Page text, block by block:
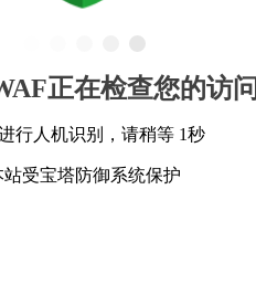
正在检查您的访问
行人机识别，请稍等 1秒
站受宝塔防御系统保护